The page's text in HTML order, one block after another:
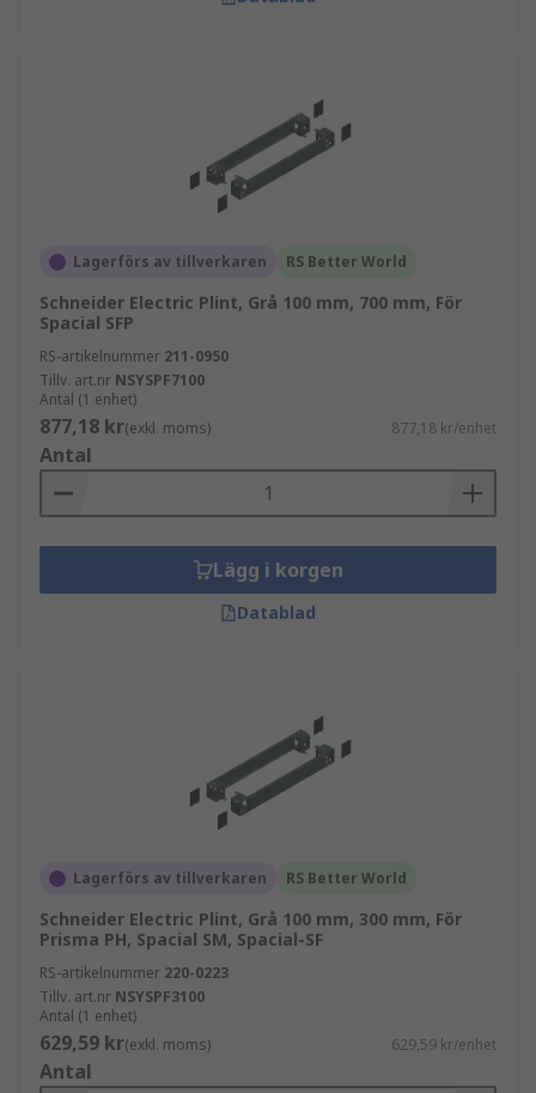
Lagerförs av tillverkaren RS Better World
Schneider Electric Plint, Grå 100 mm, 700 mm, För
Spacial SFP
RS-artikelnummer 211-0950
Tillv. art.nr NSYSPF7100
Antal (1 enhet)
877,18 kr(exkl. moms) 877,18 kr/enhet
Antal
Lägg i korgen
Datablad
Lagerförs av tillverkaren RS Better World
Schneider Electric Plint, Grå 100 mm, 300 mm, För
Prisma PH, Spacial SM, Spacial-SF
RS-artikelnummer 220-0223
Tillv. art.nr NSYSPF3100
Antal (1 enhet)
629,59 kr(exkl. moms) 629,59 kr/enhet
Antal